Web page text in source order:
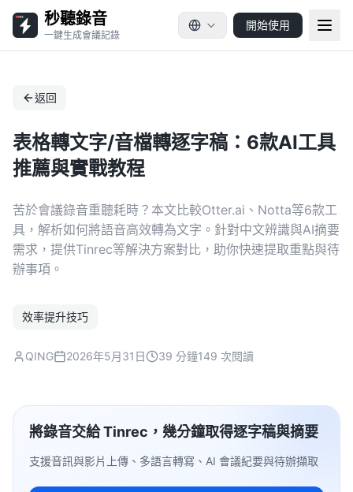
秒聽錄音
一鍵生成會議記錄
開始使用
返回
表格轉文字/音檔轉逐字稿：6款AI工具
推薦與實戰教程
苦於會議錄音重聽耗時？本文比較Otter.ai、Notta等6款工
具，解析如何將語音高效轉為文字。針對中文辨識與AI摘要
需求，提供Tinrec等解決方案對比，助你快速提取重點與待
辦事項。
效率提升技巧
QING 2026年5月31日 39 分鐘149 次閱讀
將錄音交給 Tinrec，幾分鐘取得逐字稿與摘要
支援音訊與影片上傳、多語言轉寫、AI 會議紀要與待辦擷取